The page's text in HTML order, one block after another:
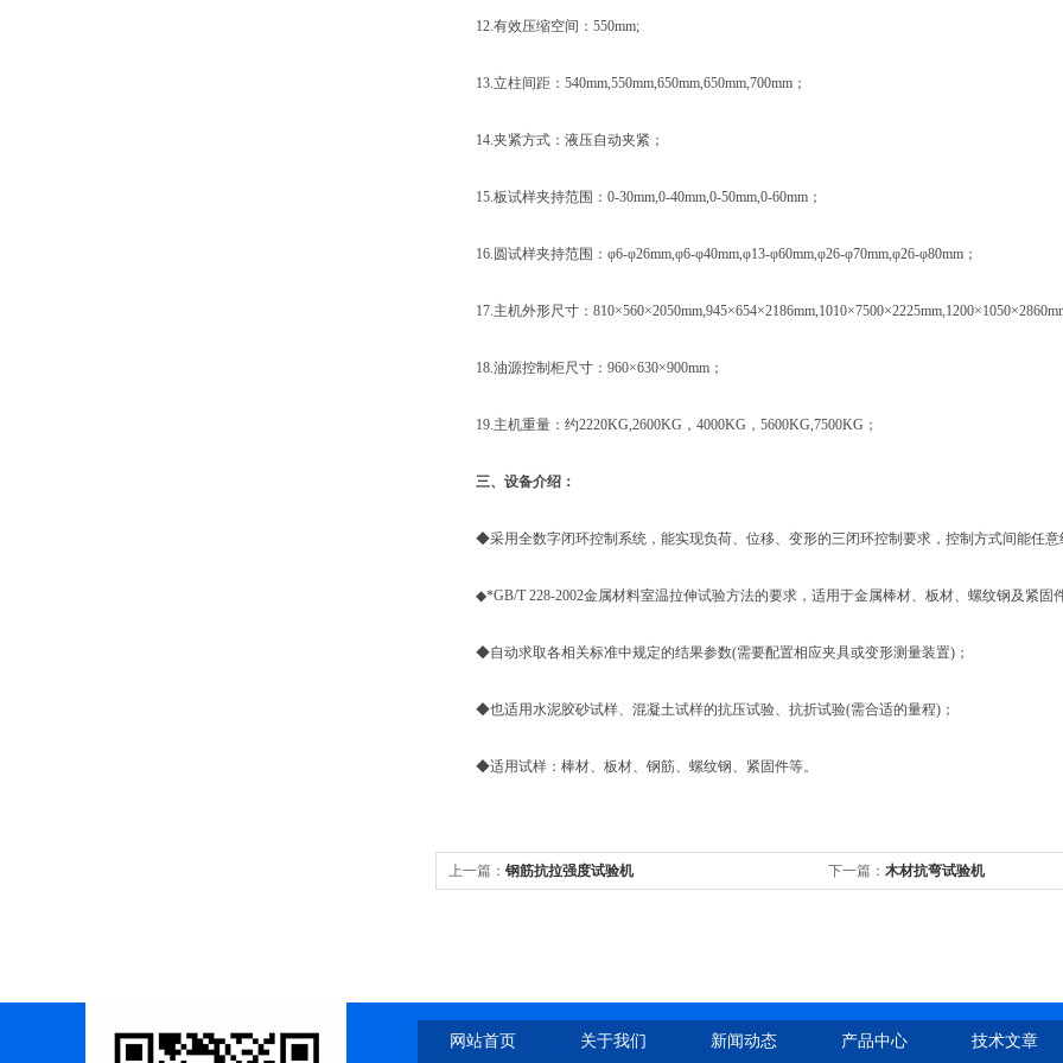
12.有效压缩空间：550mm;
13.立柱间距：540mm,550mm,650mm,650mm,700mm；
14.夹紧方式：液压自动夹紧；
15.板试样夹持范围：0-30mm,0-40mm,0-50mm,0-60mm；
16.圆试样夹持范围：φ6-φ26mm,φ6-φ40mm,φ13-φ60mm,φ26-φ70mm,φ26-φ80mm；
17.主机外形尺寸：
18.油源控制柜尺寸：960×630×900mm；
19.主机重量：约2220KG,2600KG，4000KG，5600KG,7500KG；
三、设备介绍：
◆采用全数字闭环控制系统，能实现负荷、位移、变形的三闭环控制要求，控制方式间能任意
◆*GB/T 228-2002金属材料室温拉伸试验方法的要求，适用于金属棒材、板材、螺纹钢及紧固
◆自动求取各相关标准中规定的结果参数(需要配置相应夹具或变形测量装置)；
◆也适用水泥胶砂试样、混凝土试样的抗压试验、抗折试验(需合适的量程)；
◆适用试样：棒材、板材、钢筋、螺纹钢、紧固件等。
上一篇： 钢筋抗拉强度试验机 下一篇： 木材抗弯试验机
网站首页 关于我们 新闻动态 产品中心 技术文章